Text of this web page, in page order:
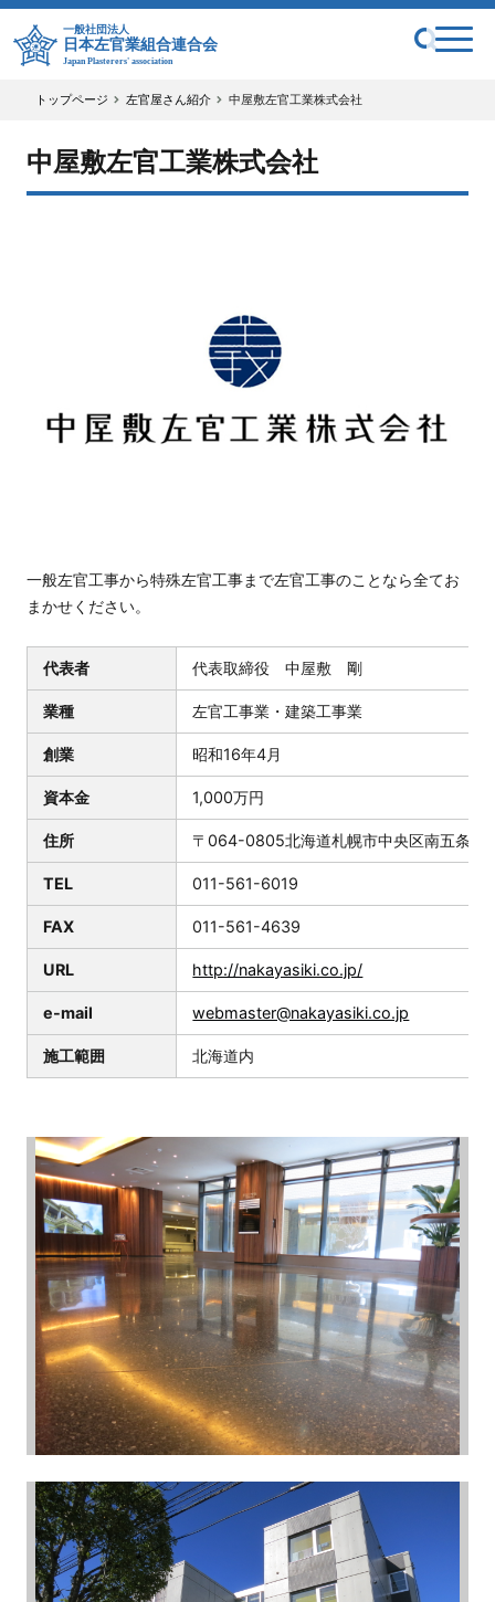
一般社団法人
日本左官業組合連合会
Japan Plasterers' association
トップページ 左官屋さん紹介 中屋敷左官工業株式会社
中屋敷左官工業株式会社
一般左官工事から特殊左官工事まで左官工事のことなら全てお
まかせください。
代表者 代表取締役 中屋敷 剛
業種 左官工事業・建築工事業
創業 昭和16年4月
資本金 1,000万円
住所 〒064-0805北海道札幌市中央区南五条西
TEL 011-561-6019
FAX 011-561-4639
URL http://nakayasiki.co.jp/
e-mail webmaster@nakayasiki.co.jp
施工範囲 北海道内